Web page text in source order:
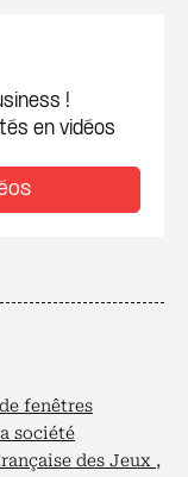
!
en vidéos
fenêtres
société
des Jeux ,